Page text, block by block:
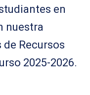
en
nuestra
Recursos
2025-2026.